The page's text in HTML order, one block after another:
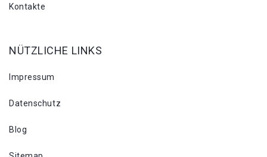
Kontakte
NÜTZLICHE LINKS
Impressum
Datenschutz
Blog